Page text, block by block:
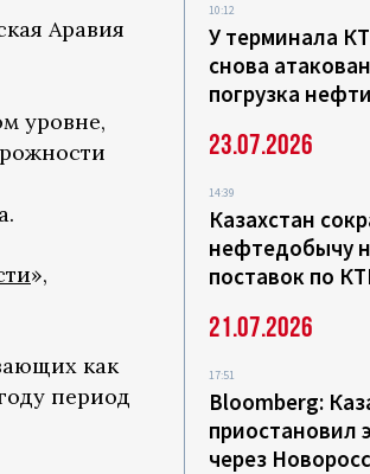
Аравия
уровне,
»,
как
период
10:12
У терминала
снова
погрузка
23.07.2026
14:39
Казахстан
нефтедобычу
поставок по
21.07.2026
17:51
Bloomberg:
приостановил
через